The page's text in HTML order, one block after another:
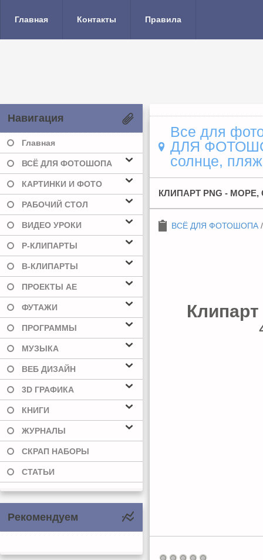
Главная Контакты Правила
Навигация
Главная
ВСЁ ДЛЯ ФОТОШОПА
КАРТИНКИ И ФОТО
РАБОЧИЙ СТОЛ
ВИДЕО УРОКИ
Р-КЛИПАРТЫ
В-КЛИПАРТЫ
ПРОЕКТЫ AE
ФУТАЖИ
ПРОГРАММЫ
МУЗЫКА
ВЕБ ДИЗАЙН
3D ГРАФИКА
КНИГИ
ЖУРНАЛЫ
СКРАП НАБОРЫ
СТАТЬИ
Рекомендуем
Все для
ДЛЯ
солнце,
КЛИПАРТ PNG -
ВСЁ ДЛЯ ФОТОШОПА